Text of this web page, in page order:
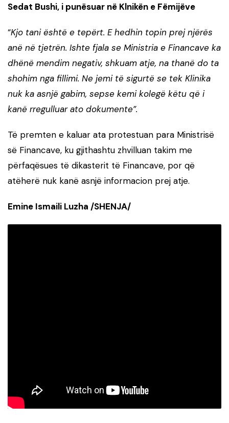
Sedat Bushi, i punësuar në Klnikën e Fëmijëve
“Kjo tani është e tepërt. E hedhin topin prej njërës
anë në tjetrën. Ishte fjala se Ministria e Financave ka
dhënë mendim negativ, shkuam atje, na thanë do ta
shohim nga fillimi. Ne jemi të sigurtë se tek Klinika
nuk ka asnjë gabim, sepse kemi kolegë këtu që i
kanë rregulluar ato dokumente”.
Të premten e kaluar ata protestuan para Ministrisë
së Financave, ku gjithashtu zhvilluan takim me
përfaqësues të dikasterit të Financave, por që
atëherë nuk kanë asnjë informacion prej atje.
Emine Ismaili Luzha /SHENJA/